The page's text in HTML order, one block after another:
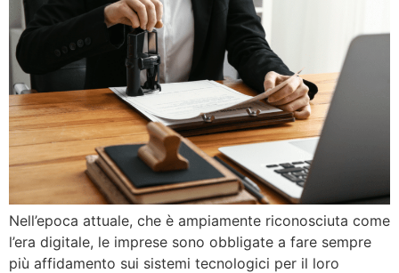
Nell’epoca attuale, che è ampiamente riconosciuta come
l’era digitale, le imprese sono obbligate a fare sempre
più affidamento sui sistemi tecnologici per il loro